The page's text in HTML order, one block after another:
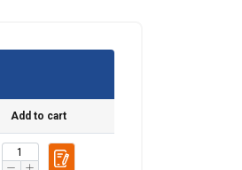
Add to cart